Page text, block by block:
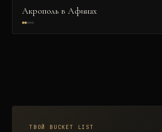
Акрополь в Афинах
ТВОЙ BUCKET LIST